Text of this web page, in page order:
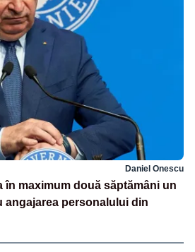
Daniel Onescu
în maximum două săptămâni un
angajarea personalului din